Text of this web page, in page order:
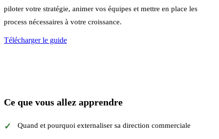
piloter votre stratégie, animer vos équipes et mettre en place les
process nécessaires à votre croissance.
Télécharger le guide
Ce que vous allez apprendre
Quand et pourquoi externaliser sa direction commerciale